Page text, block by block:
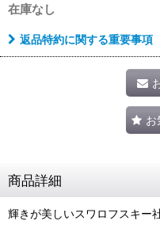
在庫なし
返品特約に関する重要事項
お
商品詳細
輝きが美しいスワロフスキー